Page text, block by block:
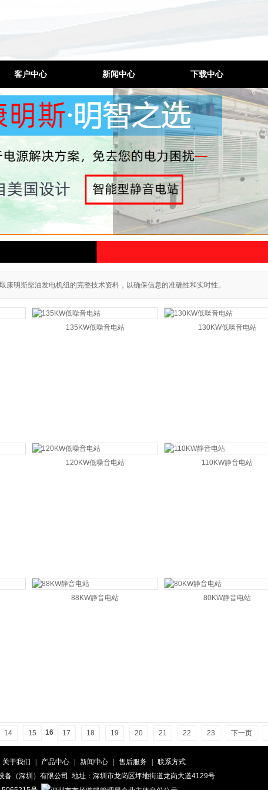
客户中心
厂家环境
新闻中心
公司新闻
行业动态
技术问题
下载中心
康明斯柴油发电机组的完整技术资料，以确保信息的准确性和实时性。
135KW低噪音电站 130KW低噪音电站
120KW低噪音电站 110KW静音电站
88KW静音电站 80KW静音电站
14 15 16 17 18 19 20 21 22 23 下一页
关于我们 产品中心 新闻中心 售后服务
联系方式
备（深圳）有限公司 地址：深圳市龙岗区坪地街道龙岗大道4129号